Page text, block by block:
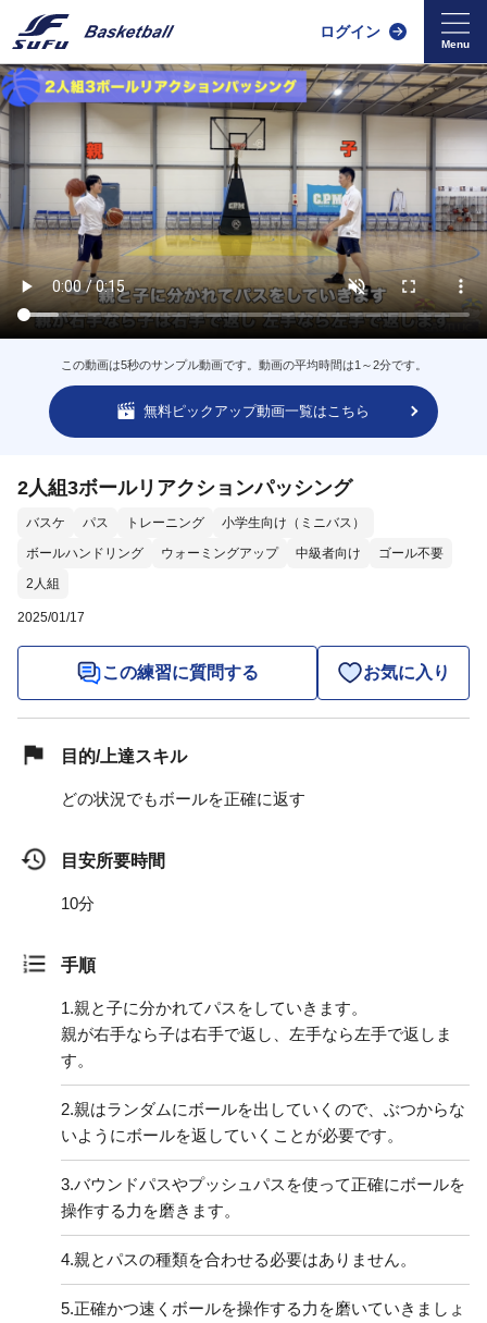
ログイン
この動画は5秒のサンプル動画です。動画の平均時間は1～2分です。
無料ピックアップ動画一覧はこちら
2人組3ボールリアクションパッシング
バスケ パス トレーニング
小学生向け（ミニバス）
ボールハンドリング
ウォーミングアップ 中級者向け
ゴール不要
2人組
2025/01/17
この練習に質問する お気に入り
目的/上達スキル
どの状況でもボールを正確に返す
目安所要時間
10分
手順
1.親と子に分かれてパスをしていきます。
親が右手なら子は右手で返し、左手なら左手で返しま
す。
2.親はランダムにボールを出していくので、ぶつからな
いようにボールを返していくことが必要です。
3.バウンドパスやプッシュパスを使って正確にボールを
操作する力を磨きます。
4.親とパスの種類を合わせる必要はありません。
5.正確かつ速くボールを操作する力を磨いていきましょ